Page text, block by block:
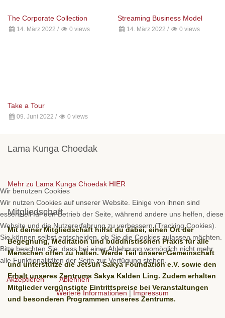
The Corporate Collection
14. März 2022 / 0 views
Streaming Business Model
14. März 2022 / 0 views
Take a Tour
09. Juni 2022 / 0 views
Lama Kunga Choedak
Mehr zu Lama Kunga Choedak HIER
Mitgliedschaft
Mit deiner Mitgliedschaft hilfst du dabei, einen Ort der
Begegnung, Meditation und buddhistischen Praxis für alle
Menschen offen zu halten. Werde Teil unserer Gemeinschaft
und unterstütze die Jetsün Sakya Foundation e.V. sowie den
Erhalt unseres Zentrums Sakya Kalden Ling. Zudem erhalten
Mitglieder vergünstigte Eintrittspreise bei Veranstaltungen
und besonderen Programmen unseres Zentrums.
Wir benutzen Cookies
Wir nutzen Cookies auf unserer Website. Einige von ihnen sind
essenziell für den Betrieb der Seite, während andere uns helfen, diese
Website und die Nutzererfahrung zu verbessern (Tracking Cookies).
Sie können selbst entscheiden, ob Sie die Cookies zulassen möchten.
Bitte beachten Sie, dass bei einer Ablehnung womöglich nicht mehr
alle Funktionalitäten der Seite zur Verfügung stehen.
Akzeptieren
Ablehnen
Weitere Informationen | Impressum